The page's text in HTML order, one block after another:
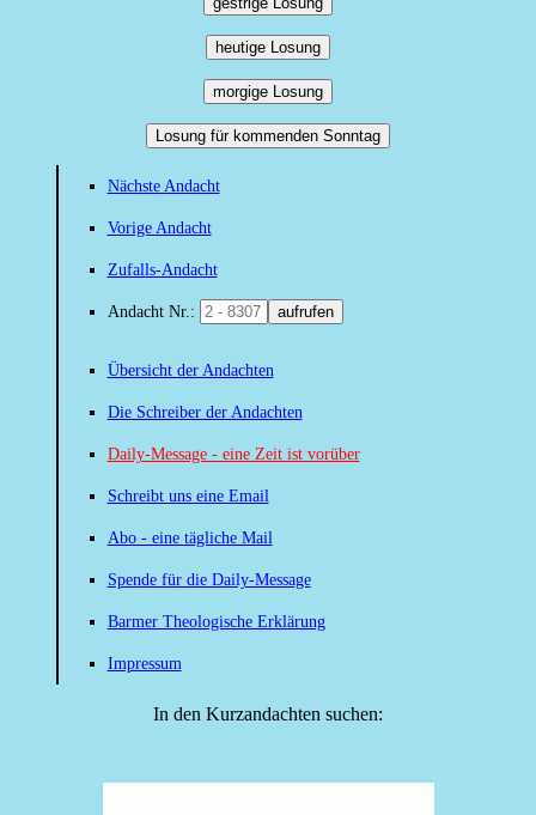
heutige Losung
morgige Losung
Losung für kommenden Sonntag
Nächste Andacht
Vorige Andacht
Zufalls-Andacht
Andacht Nr.: aufrufen
Übersicht der Andachten
Die Schreiber der Andachten
Daily-Message - eine Zeit ist vorüber
Schreibt uns eine Email
Abo - eine tägliche Mail
Spende für die Daily-Message
Barmer Theologische Erklärung
Impressum
In den Kurzandachten suchen: